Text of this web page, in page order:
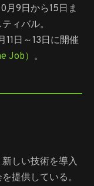
月9日から15日ま
ィバル。
11日～13日に開催
Job） 。
しい技術を導入
提供している。